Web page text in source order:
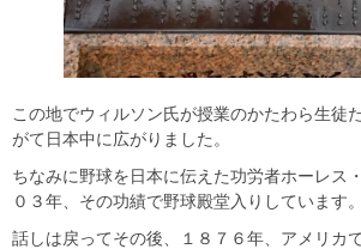
この地でウィルソン氏が授業のかたわら生徒
がて日本中に広がりました。
ちなみに野球を日本に伝えた功労者ホーレス
０３年、その功績で野球殿堂入りしています。
話しは戻ってその後、１８７６年、アメリカ